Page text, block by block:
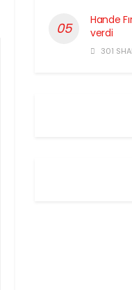
Hande
verdi
301